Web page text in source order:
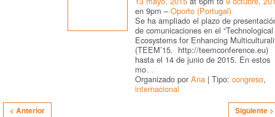
en 9pm – Oporto (Portugal)
Se ha ampliado el plazo de
de comunicaciones en el “Technological
Ecosystems for Enhancing
(TEEM’15. http://teemconference.eu)
hasta el 14 de junio de 2015. En estos
mo…
Organizado por Ana | Tipo: congreso,
internacional
< Anterior Siguiente >